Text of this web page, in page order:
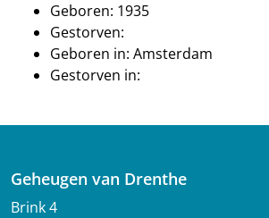
Geboren: 1935
Gestorven:
Geboren in: Amsterdam
Gestorven in:
Geheugen van Drenthe
Brink 4